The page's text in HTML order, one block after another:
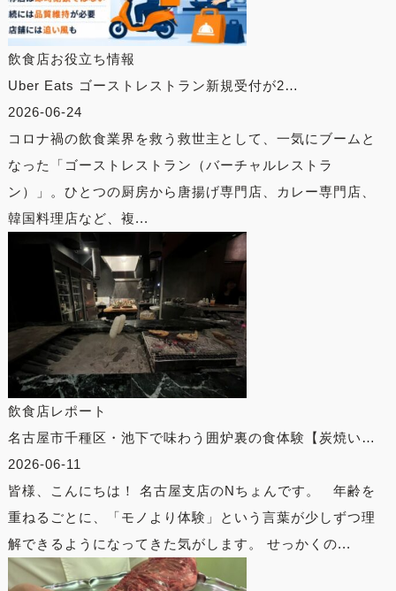
飲食店お役立ち情報
Uber Eats ゴーストレストラン新規受付が2…
2026-06-24
コロナ禍の飲食業界を救う救世主として、一気にブームと
なった「ゴーストレストラン（バーチャルレストラ
ン）」。ひとつの厨房から唐揚げ専門店、カレー専門店、
韓国料理店など、複...
飲食店レポート
名古屋市千種区・池下で味わう囲炉裏の食体験【炭焼い…
2026-06-11
皆様、こんにちは！ 名古屋支店のNちょんです。 年齢を
重ねるごとに、「モノより体験」という言葉が少しずつ理
解できるようになってきた気がします。 せっかくの...